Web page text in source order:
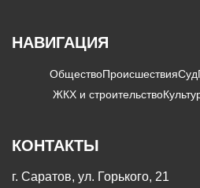
НАВИГАЦИЯ
ОбществоПроисшествияСуд
ЖКХ и строительство
КОНТАКТЫ
г. Саратов, ул. Горького, 21